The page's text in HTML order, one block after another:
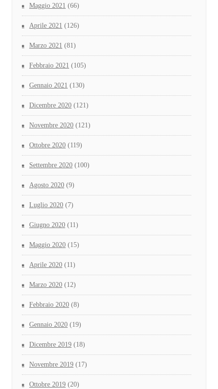
Maggio 2021 (66)
Aprile 2021 (126)
Marzo 2021 (81)
Febbraio 2021 (105)
Gennaio 2021 (130)
Dicembre 2020 (121)
Novembre 2020 (121)
Ottobre 2020 (119)
Settembre 2020 (100)
Agosto 2020 (9)
Luglio 2020 (7)
Giugno 2020 (11)
Maggio 2020 (15)
Aprile 2020 (11)
Marzo 2020 (12)
Febbraio 2020 (8)
Gennaio 2020 (19)
Dicembre 2019 (18)
Novembre 2019 (17)
Ottobre 2019 (20)